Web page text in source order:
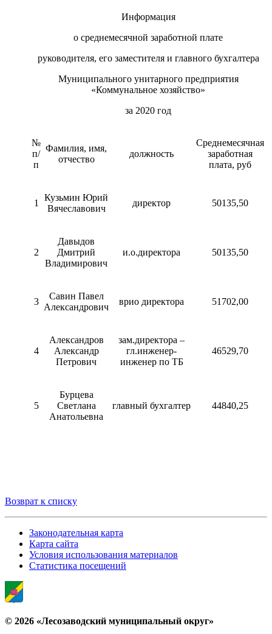
Информация
о среднемесячной заработной плате
руководителя, его заместителя и главного бухгалтера
Муниципального унитарного предприятия
«Коммунальное хозяйство»
за 2020 год
№
п/
п
Фамилия, имя,
отчество
должность
Среднемесячная
заработная
плата, руб
1
Кузьмин Юрий
Вячеславович
директор 50135,50
2
Давыдов
Дмитрий
Владимирович
и.о.директора 50135,50
3
Савин Павел
Александрович
врио директора 51702,00
4
Александров
Александр
Петрович
зам.директора –
гл.инженер-
инженер по ТБ
46529,70
5
Бурцева
Светлана
Анатольевна
главный бухгалтер 44840,25
Возврат к списку
Законодательная карта
Карта сайта
Условия использования материалов
Статистика посещений
© 2026 «Лесозаводский муниципальный округ»